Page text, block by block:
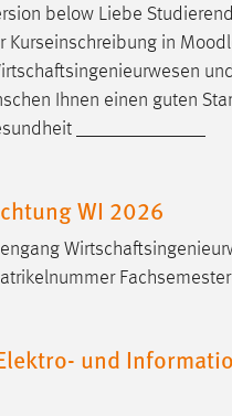
below Liebe
Kurseinschreibung in
Ihnen einen guten
_____________
WI 2026
und
zu können.